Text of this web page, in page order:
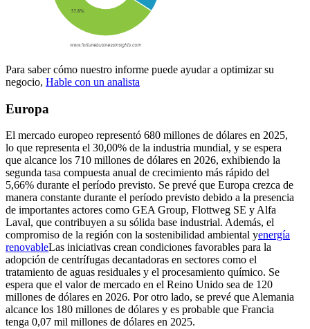
Para saber cómo nuestro informe puede ayudar a optimizar su
negocio, Hable con un analista
Europa
El mercado europeo representó 680 millones de dólares en 2025,
lo que representa el 30,00% de la industria mundial, y se espera
que alcance los 710 millones de dólares en 2026, exhibiendo la
segunda tasa compuesta anual de crecimiento más rápido del
5,66% durante el período previsto. Se prevé que Europa crezca de
manera constante durante el período previsto debido a la presencia
de importantes actores como GEA Group, Flottweg SE y Alfa
Laval, que contribuyen a su sólida base industrial. Además, el
compromiso de la región con la sostenibilidad ambiental yenergía
renovableLas iniciativas crean condiciones favorables para la
adopción de centrífugas decantadoras en sectores como el
tratamiento de aguas residuales y el procesamiento químico. Se
espera que el valor de mercado en el Reino Unido sea de 120
millones de dólares en 2026. Por otro lado, se prevé que Alemania
alcance los 180 millones de dólares y es probable que Francia
tenga 0,07 mil millones de dólares en 2025.